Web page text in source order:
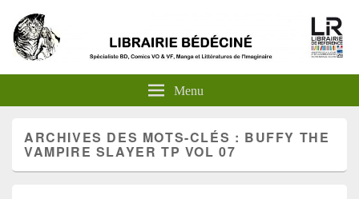
Menu
ARCHIVES DES MOTS-CLÉS : BUFFY THE
VAMPIRE SLAYER TP VOL 07